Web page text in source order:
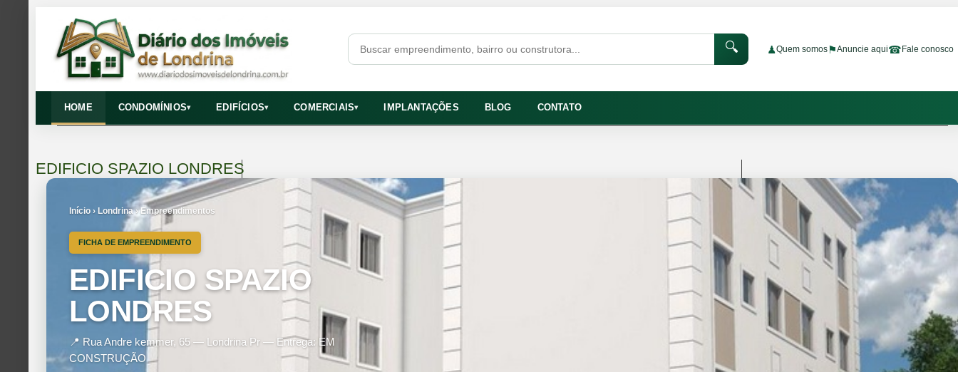
🔍 ♟Quem somos⚑Anuncie aqui☎ Fale conosco
HOME CONDOMÍNIOS▾ EDIFÍCIOS▾ COMERCIAIS▾ IMPLANTAÇÕES BLOG CONTATO
EDIFICIO SPAZIO LONDRES
Início › Londrina › Empreendimentos
FICHA DE EMPREENDIMENTO
EDIFICIO SPAZIO
LONDRES
📍 Rua Andre kemmer, 65 — Londrina Pr — Entrega: EM
CONSTRUÇÃO